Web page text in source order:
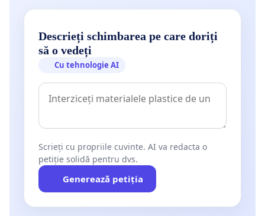
Descrieți schimbarea pe care doriți
să o vedeți
Cu tehnologie AI
Scrieți cu propriile cuvinte. AI va redacta o
petiție solidă pentru dvs.
Generează petiția